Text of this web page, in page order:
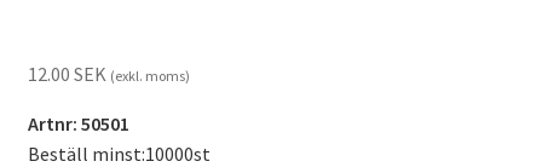
12.00 SEK (exkl. moms)
Artnr: 50501
Beställ minst:10000st